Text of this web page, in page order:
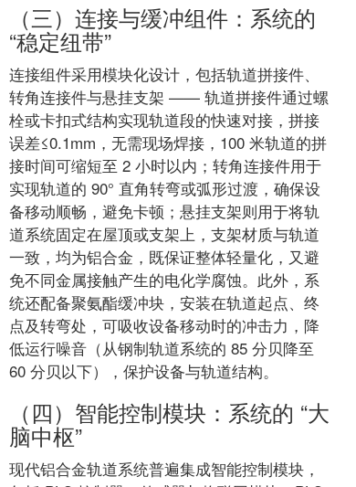
（三）连接与缓冲组件：系统的
“稳定纽带”
连接组件采用模块化设计，包括轨道拼接件、
转角连接件与悬挂支架 —— 轨道拼接件通过螺
栓或卡扣式结构实现轨道段的快速对接，拼接
误差≤0.1mm，无需现场焊接，100 米轨道的拼
接时间可缩短至 2 小时以内；转角连接件用于
实现轨道的 90° 直角转弯或弧形过渡，确保设
备移动顺畅，避免卡顿；悬挂支架则用于将轨
道系统固定在屋顶或支架上，支架材质与轨道
一致，均为铝合金，既保证整体轻量化，又避
免不同金属接触产生的电化学腐蚀。此外，系
统还配备聚氨酯缓冲块，安装在轨道起点、终
点及转弯处，可吸收设备移动时的冲击力，降
低运行噪音（从钢制轨道系统的 85 分贝降至
60 分贝以下），保护设备与轨道结构。
（四）智能控制模块：系统的 “大
脑中枢”
现代铝合金轨道系统普遍集成智能控制模块，